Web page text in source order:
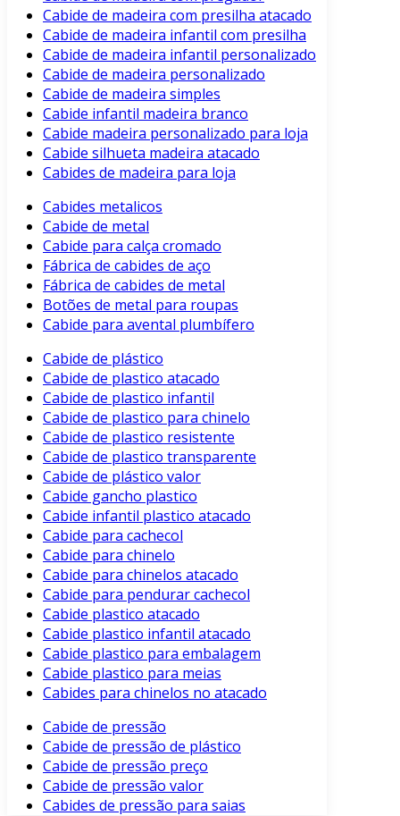
Cabide de madeira com presilha atacado
Cabide de madeira infantil com presilha
Cabide de madeira infantil personalizado
Cabide de madeira personalizado
Cabide de madeira simples
Cabide infantil madeira branco
Cabide madeira personalizado para loja
Cabide silhueta madeira atacado
Cabides de madeira para loja
Cabides metalicos
Cabide de metal
Cabide para calça cromado
Fábrica de cabides de aço
Fábrica de cabides de metal
Botões de metal para roupas
Cabide para avental plumbífero
Cabide de plástico
Cabide de plastico atacado
Cabide de plastico infantil
Cabide de plastico para chinelo
Cabide de plastico resistente
Cabide de plastico transparente
Cabide de plástico valor
Cabide gancho plastico
Cabide infantil plastico atacado
Cabide para cachecol
Cabide para chinelo
Cabide para chinelos atacado
Cabide para pendurar cachecol
Cabide plastico atacado
Cabide plastico infantil atacado
Cabide plastico para embalagem
Cabide plastico para meias
Cabides para chinelos no atacado
Cabide de pressão
Cabide de pressão de plástico
Cabide de pressão preço
Cabide de pressão valor
Cabides de pressão para saias